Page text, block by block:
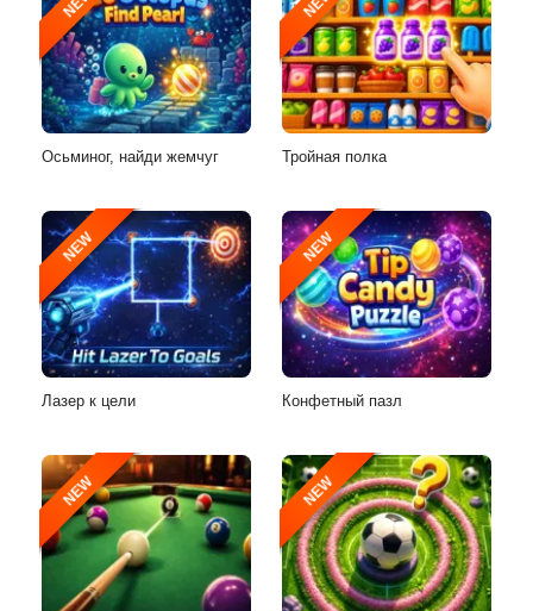
Осьминог, найди жемчуг Тройная полка
NEW
Лазер к цели
NEW
Конфетный пазл
NEW NEW